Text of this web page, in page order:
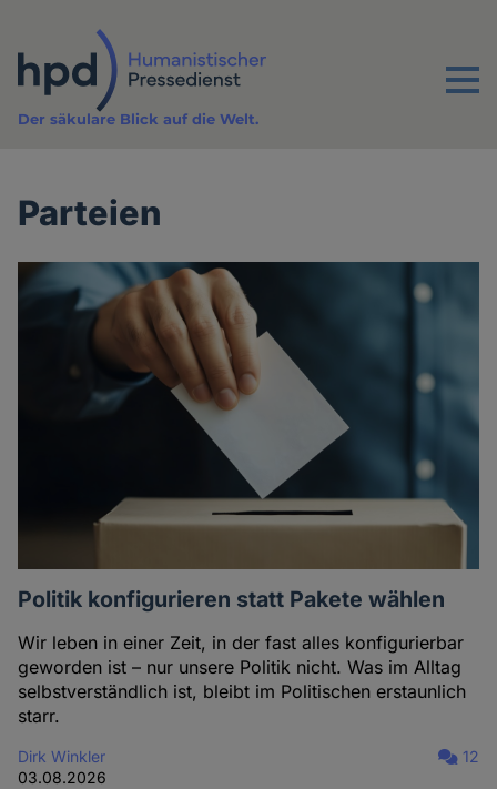
Inhalt
Menu
Der säkulare Blick auf die Welt.
Parteien
Politik konfigurieren statt Pakete wählen
Wir leben in einer Zeit, in der fast alles konfigurierbar
geworden ist – nur unsere Politik nicht. Was im Alltag
selbstverständlich ist, bleibt im Politischen erstaunlich
starr.
Dirk Winkler
03.08.2026
12